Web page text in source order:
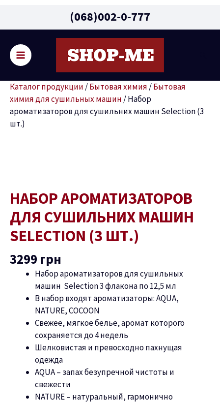
(068)002-0-777
Menu
Каталог продукции /Бытовая химия /Бытовая
химия для сушильных машин /Набор
ароматизаторов для сушильних машин Selection (3
шт.)
НАБОР АРОМАТИЗАТОРОВ
ДЛЯ СУШИЛЬНИХ МАШИН
SELECTION (3 ШТ.)
3299 грн
Набор ароматизаторов для сушильных
машин Selection 3 флакона по 12,5 мл
В набор входят ароматизаторы: AQUA,
NATURE, COCOON
Свежее, мягкое белье, аромат которого
сохраняется до 4 недель
Шелковистая и превосходно пахнущая
одежда
AQUA – запах безупречной чистоты и
свежести
NATURE – натуральный, гармонично
для
сушильних
машин
Selection
шт.)